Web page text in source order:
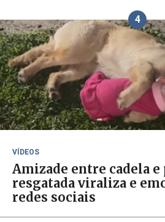
4
VÍDEOS
Amizade entre cadela
resgatada viraliza e
redes sociais